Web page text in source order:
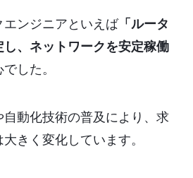
ンジニアといえば「ルータ
、ネットワークを安定稼働
した。
自動化技術の普及により、求
きく変化しています。